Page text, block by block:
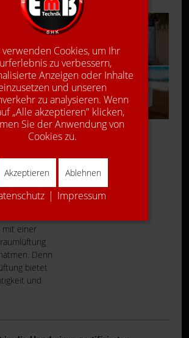
hier keine
um die
zu
der
Lüften ist
bietet
eine
zentrale
mit einer
Denn
bietet
und
Cookies, um Ihr
zu verbessern,
Anzeigen oder Inhalte
und unseren
zu analysieren. Wenn
„Alle akzeptieren" klicken,
Sie der Anwendung von
Cookies zu.
Akzeptieren Ablehnen
| Impressum